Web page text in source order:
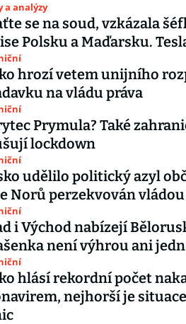
a analýzy
se na soud, vzkázala
Polsku a Maďarsku.
hrozí vetem unijního
na vládu práva
Prymula? Také
lockdown
udělilo politický azyl
Norů perzekvován vládou
i Východ nabízejí
není výhrou ani
hlásí rekordní počet
nejhorší je